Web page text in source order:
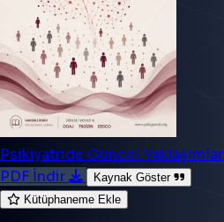
Psikiyatride Güncel Yaklaşımlar
PDF İndir
Kaynak Göster
Kütüphaneme Ekle